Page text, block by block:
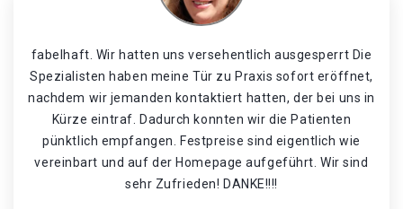
fabelhaft. Wir hatten uns versehentlich ausgesperrt Die
Spezialisten haben meine Tür zu Praxis sofort eröffnet,
nachdem wir jemanden kontaktiert hatten, der bei uns in
Kürze eintraf. Dadurch konnten wir die Patienten
pünktlich empfangen. Festpreise sind eigentlich wie
vereinbart und auf der Homepage aufgeführt. Wir sind
sehr Zufrieden! DANKE!!!!